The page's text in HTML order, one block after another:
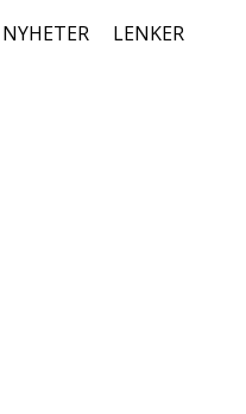
NYHETER LENKER